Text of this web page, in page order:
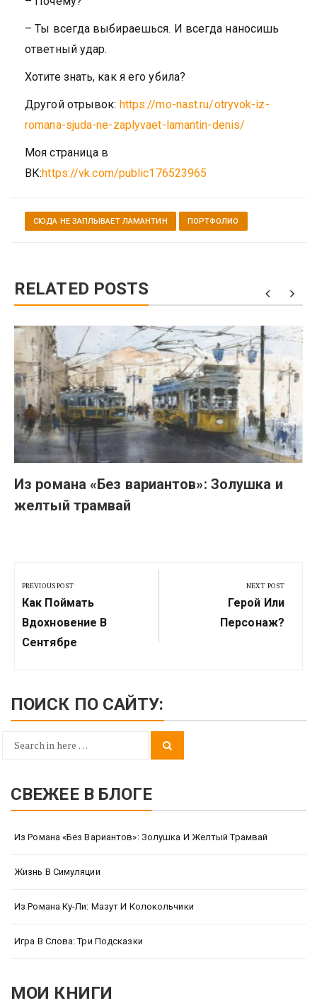
– Ты всегда выбираешься. И всегда наносишь
ответный удар.
Хотите знать, как я его убила?
Другой отрывок: https://mo-nast.ru/otryvok-iz-
romana-sjuda-ne-zaplyvaet-lamantin-denis/
Моя страница в
ВК:https://vk.com/public176523965
СЮДА НЕ ЗАПЛЫВАЕТ ЛАМАНТИН ПОРТФОЛИО
RELATED POSTS
Из романа «Без вариантов»: Золушка и
желтый трамвай
по
записям
PREVIOUS POST
Previous
Post:
Как Поймать
Вдохновение В
Сентябре
NEXT POST
Next
Post:
Герой Или
Персонаж?
ПОИСК ПО САЙТУ:
Search
СВЕЖЕЕ В БЛОГЕ
Из Романа «Без Вариантов»: Золушка И Желтый Трамвай
Жизнь В Симуляции
Из Романа Ку-Ли: Мазут И Колокольчики
Игра В Слова: Три Подсказки
МОИ КНИГИ